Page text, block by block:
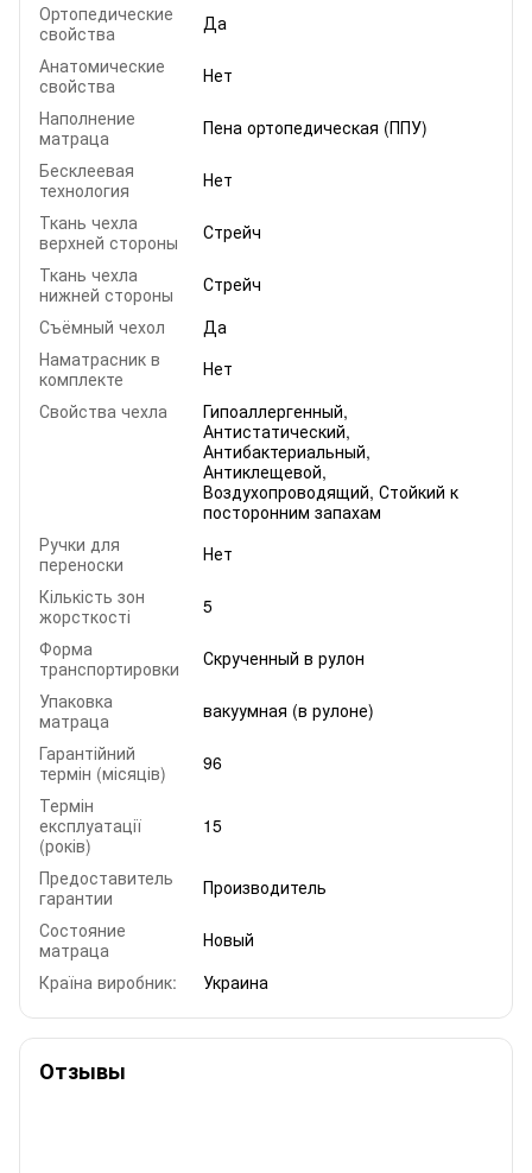
Ортопедические
свойства
Да
Анатомические
свойства
Нет
Наполнение
матраца
Пена ортопедическая (ППУ)
Бесклеевая
технология
Нет
Ткань чехла
верхней стороны
Стрейч
Ткань чехла
нижней стороны
Стрейч
Съёмный чехол
Да
Наматрасник в
комплекте
Нет
Свойства чехла
Гипоаллергенный,
Антистатический,
Антибактериальный,
Антиклещевой,
Воздухопроводящий, Стойкий к
посторонним запахам
Ручки для
переноски
Нет
Кількість зон
жорсткості
5
Форма
транспортировки
Скрученный в рулон
Упаковка
матраца
вакуумная (в рулоне)
Гарантійний
термін (місяців)
96
Термін
експлуатації
(років)
15
Предоставитель
гарантии
Производитель
Состояние
матраца
Новый
Країна виробник:
Украина
Отзывы